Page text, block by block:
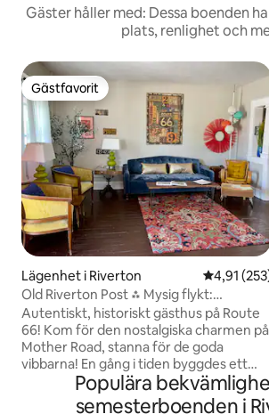
Gäster håller med: Dessa boenden
plats, renlighet och
Gästfavorit
Gästfavorit
Lägenhet i Riverton 4,91 av 5
4,91
Old Riverton Post ⁂ Mysig flykt:
stayon66 fastighet
Autentiskt, historiskt gästhus på Route
66! Kom för den nostalgiska charmen på
Mother Road, stanna för de goda
vibbarna! En gång i tiden byggdes ett
lokalt postkontor i slutet av 1800-talet
och nu är det en cool, avslappnad plats
Populära
semesterboenden i